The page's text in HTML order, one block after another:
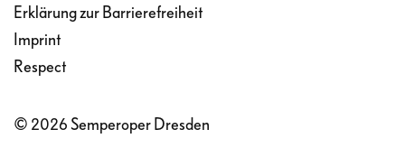
Erklärung zur Barrierefreiheit
Imprint
Respect
© 2026 Semperoper Dresden